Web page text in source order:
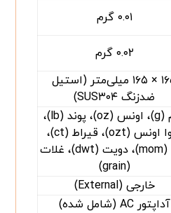
۰.۰۱ گرم
۰.۰۲ گرم
۱۶۵ × ۱۶۵ میلی‌متر (استیل
ضدزنگ SUS۳۰۴)
گرم (g)، اونس (oz)، پوند (lb)،
تروا اونس (ozt)، قیراط (ct)،
موم (mom)، دویت (dwt)، غلات
(grain)
خارجی (External)
آداپتور AC (شامل شده)